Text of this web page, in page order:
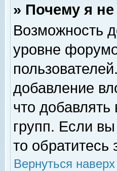
» Почему я
Возможность
уровне
добавление
что
групп. Если
то обратитесь
Вернуться наверх